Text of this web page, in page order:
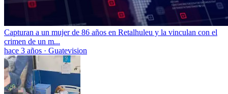
Capturan a un mujer de 86 años en Retalhuleu y la vinculan con el
crimen de un m...
hace 3 años · Guatevision